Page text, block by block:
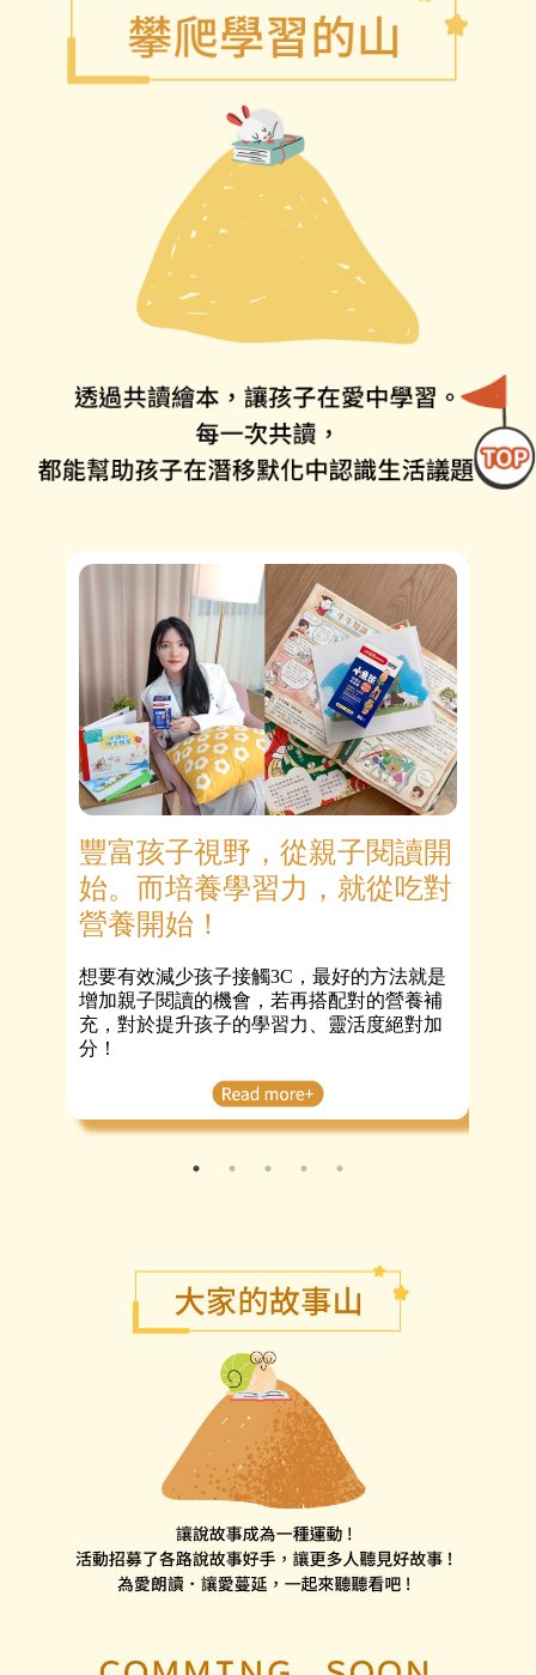
豐富孩子視野，從親子閱讀開
始。而培養學習力，就從吃對
營養開始！
想要有效減少孩子接觸3C，最好的方法就是
增加親子閱讀的機會，若再搭配對的營養補
充，對於提升孩子的學習力、靈活度絕對加
分！